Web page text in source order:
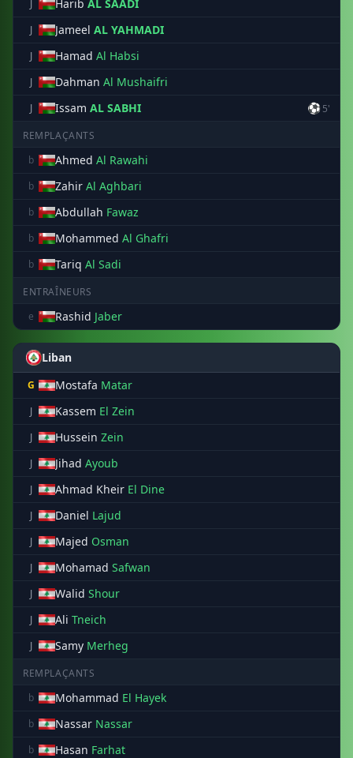
J Harib AL SAADI
J Jameel AL YAHMADI
J Hamad Al Habsi
J Dahman Al Mushaifri
J Issam AL SABHI ⚽ 5'
REMPLAÇANTS
b
Ahmed Al Rawahi
b Zahir Al Aghbari
b Abdullah Fawaz
b Mohammed Al Ghafri
b Tariq Al Sadi
ENTRAÎNEURS
e
Rashid Jaber
Liban
G Mostafa Matar
J Kassem El Zein
J Hussein Zein
J Jihad Ayoub
J Ahmad Kheir El Dine
J Daniel Lajud
J Majed Osman
J Mohamad Safwan
J Walid Shour
J Ali Tneich
J Samy Merheg
REMPLAÇANTS
b
Mohammad El Hayek
b Nassar Nassar
b Hasan Farhat